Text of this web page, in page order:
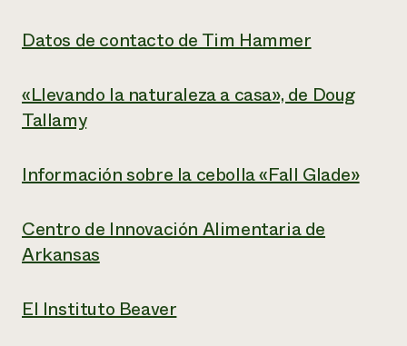
Datos de contacto de Tim Hammer
«Llevando la naturaleza a casa», de Doug
Tallamy
Información sobre la cebolla «Fall Glade»
Centro de Innovación Alimentaria de
Arkansas
El Instituto Beaver